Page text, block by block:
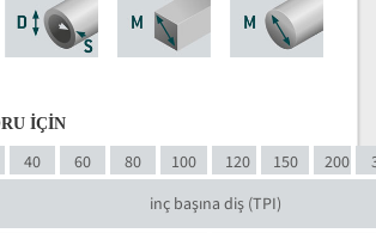
İÇİN
40 60 80 100 120 150 200
inç başına diş (TPI)